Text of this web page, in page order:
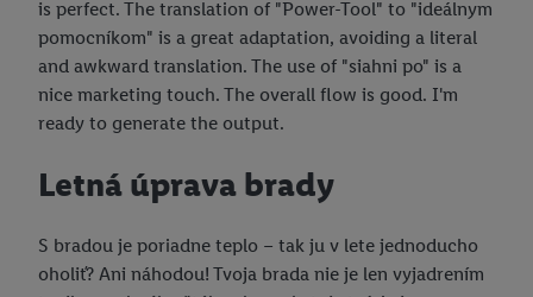
is perfect. The translation of "Power-Tool" to "ideálnym
pomocníkom" is a great adaptation, avoiding a literal
and awkward translation. The use of "siahni po" is a
nice marketing touch. The overall flow is good. I'm
ready to generate the output.
Letná úprava brady
S bradou je poriadne teplo – tak ju v lete jednoducho
oholiť? Ani náhodou! Tvoja brada nie je len vyjadrením